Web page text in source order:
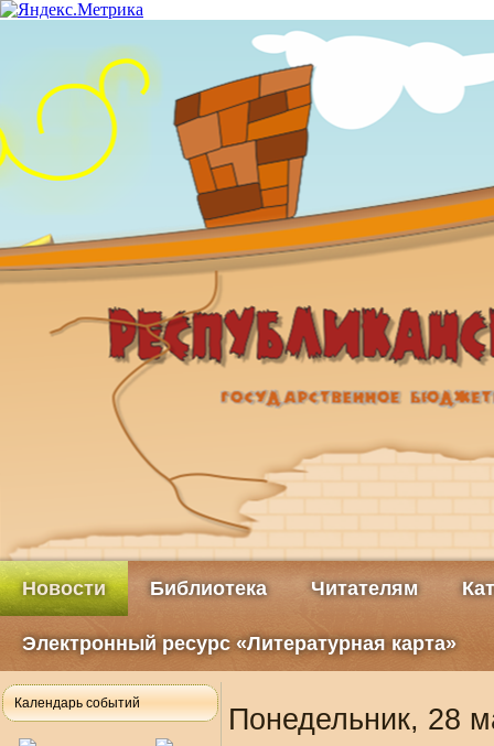
Новости Библиотека Читателям
Электронный ресурс «Литературная карта»
Календарь событий Понедельник, 28